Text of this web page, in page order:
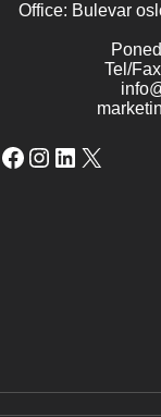
Office: Bulevar
Tel/
Facebook
Instagram
LinkedIn
X